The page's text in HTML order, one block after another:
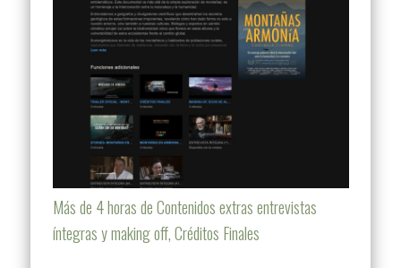
Más de 4 horas de Contenidos extras entrevistas
íntegras y making off, Créditos Finales